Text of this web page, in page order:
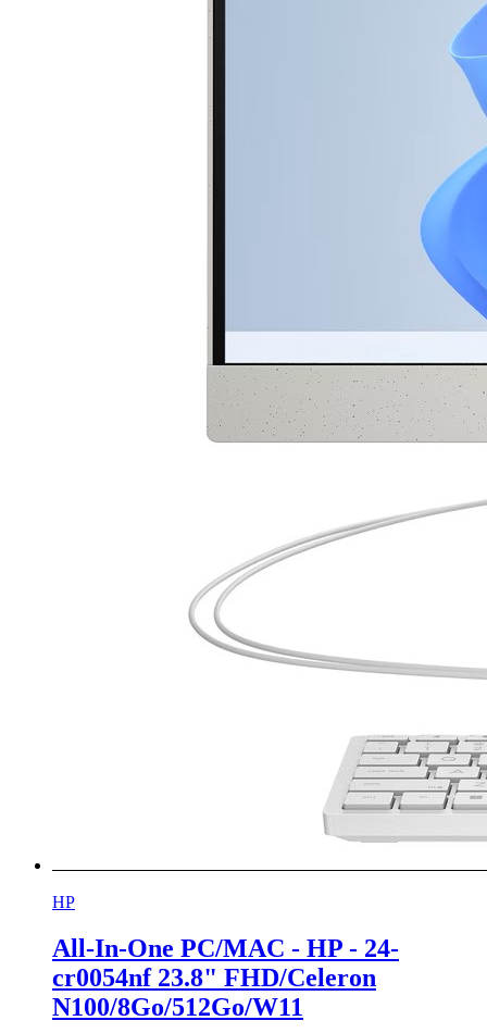
HP
All-In-One PC/MAC - HP - 24-
cr0054nf 23.8" FHD/Celeron
N100/8Go/512Go/W11